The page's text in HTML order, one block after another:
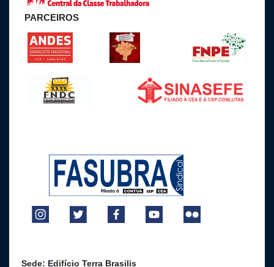
PARCEIROS
Sede: Edifício Terra Brasilis